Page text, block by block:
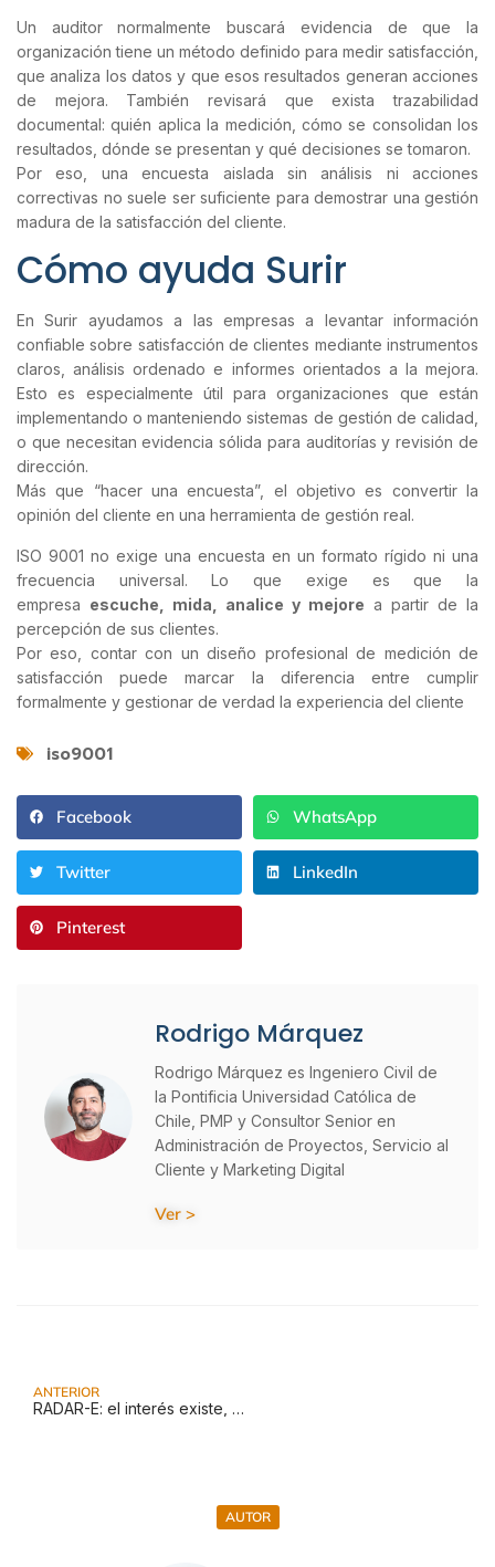
Un auditor normalmente buscará evidencia de que la
organización tiene un método definido para medir satisfacción,
que analiza los datos y que esos resultados generan acciones
de mejora. También revisará que exista trazabilidad
documental: quién aplica la medición, cómo se consolidan los
resultados, dónde se presentan y qué decisiones se tomaron.
Por eso, una encuesta aislada sin análisis ni acciones
correctivas no suele ser suficiente para demostrar una gestión
madura de la satisfacción del cliente.
Cómo ayuda Surir
En Surir ayudamos a las empresas a levantar información
confiable sobre satisfacción de clientes mediante instrumentos
claros, análisis ordenado e informes orientados a la mejora.
Esto es especialmente útil para organizaciones que están
implementando o manteniendo sistemas de gestión de calidad,
o que necesitan evidencia sólida para auditorías y revisión de
dirección.
Más que “hacer una encuesta”, el objetivo es convertir la
opinión del cliente en una herramienta de gestión real.
ISO 9001 no exige una encuesta en un formato rígido ni una
frecuencia universal. Lo que exige es que la
empresa escuche, mida, analice y mejore a partir de la
percepción de sus clientes.
Por eso, contar con un diseño profesional de medición de
satisfacción puede marcar la diferencia entre cumplir
formalmente y gestionar de verdad la experiencia del cliente
iso9001
Facebook WhatsApp
Twitter LinkedIn
Pinterest
Rodrigo Márquez
Rodrigo Márquez es Ingeniero Civil de
la Pontificia Universidad Católica de
Chile, PMP y Consultor Senior en
Administración de Proyectos, Servicio al
Cliente y Marketing Digital
Ver >
ANTERIOR
RADAR-E: el interés existe, pero la infraestructura sigue frenando la electromovilidad en Chile
AUTOR